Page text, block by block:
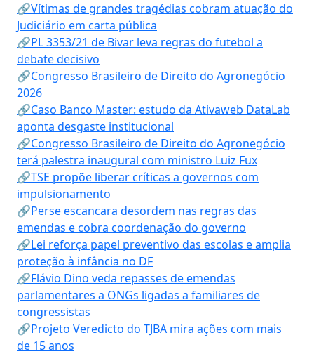
🔗Vítimas de grandes tragédias cobram atuação do
Judiciário em carta pública
🔗PL 3353/21 de Bivar leva regras do futebol a
debate decisivo
🔗Congresso Brasileiro de Direito do Agronegócio
2026
🔗Caso Banco Master: estudo da Ativaweb DataLab
aponta desgaste institucional
🔗Congresso Brasileiro de Direito do Agronegócio
terá palestra inaugural com ministro Luiz Fux
🔗TSE propõe liberar críticas a governos com
impulsionamento
🔗Perse escancara desordem nas regras das
emendas e cobra coordenação do governo
🔗Lei reforça papel preventivo das escolas e amplia
proteção à infância no DF
🔗Flávio Dino veda repasses de emendas
parlamentares a ONGs ligadas a familiares de
congressistas
🔗Projeto Veredicto do TJBA mira ações com mais
de 15 anos